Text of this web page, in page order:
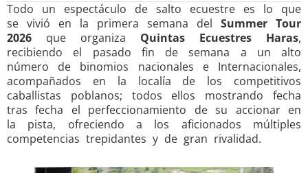
Todo un espectáculo de salto ecuestre es lo que
se vivió en la primera semana del Summer Tour
2026 que organiza Quintas Ecuestres Haras,
recibiendo el pasado fin de semana a un alto
número de binomios nacionales e Internacionales,
acompañados en la localía de los competitivos
caballistas poblanos; todos ellos mostrando fecha
tras fecha el perfeccionamiento de su accionar en
la pista, ofreciendo a los aficionados múltiples
competencias trepidantes y de gran rivalidad.